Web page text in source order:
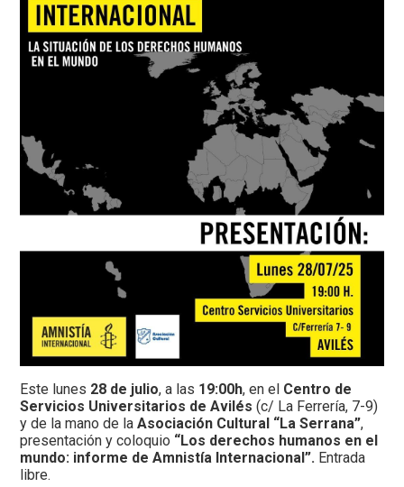
Este lunes 28 de julio, a las 19:00h, en el Centro de
Servicios Universitarios de Avilés (c/ La Ferrería, 7-9)
y de la mano de laAsociación Cultural “La Serrana”,
presentación y coloquio “Los derechos humanos en el
mundo: informe de Amnistía Internacional”. Entrada
libre.